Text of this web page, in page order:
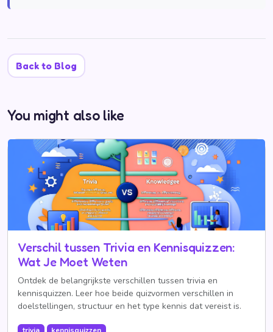
Back to Blog
You might also like
Verschil tussen Trivia en Kennisquizzen:
Wat Je Moet Weten
Ontdek de belangrijkste verschillen tussen trivia en
kennisquizzen. Leer hoe beide quizvormen verschillen in
doelstellingen, structuur en het type kennis dat vereist is.